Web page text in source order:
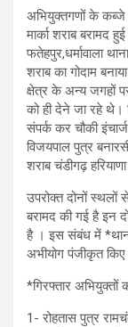
अभियुक्तगणों के कब्जे
मार्का शराब बरामद
फतेहपुर,धर्मावाला
शराब का गोदाम
क्षेत्र के अन्य जगहों
को ही देने जा रहे थे।
संपर्क कर चौकी
विजयपाल पुत्र
शराब चंडीगढ़
उपरोक्त दोनों स्थलों
बरामद की गई है इन
है । इस संबंध में
अभीयोग पंजीकृत
*गिरफ्तार अभियुक्तों
1- रोहतास पुत्र